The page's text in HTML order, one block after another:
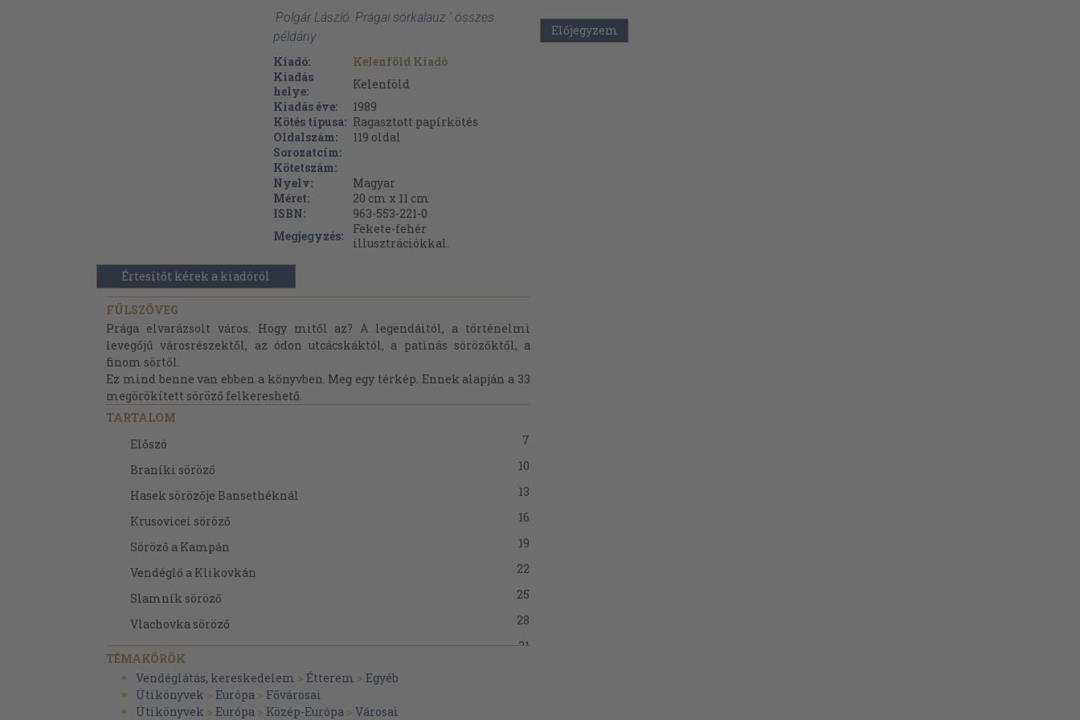
'Polgár László: Prágai sörkalauz ' összes
példány
Kiadó:
Kelenföld Kiadó
Kiadás
helye:
Kelenföld
Kiadás éve:
1989
Kötés típusa: Ragasztott papírkötés
Oldalszám:
119 oldal
Sorozatcím:
Kötetszám:
Nyelv:
Magyar
Méret:
20 cm x 11 cm
ISBN:
963-553-221-0
Megjegyzés:
Fekete-fehér
illusztrációkkal.
Értesítőt kérek a kiadóról
FÜLSZÖVEG
Prága elvarázsolt város. Hogy mitől az? A legendáitól, a történelmi
levegőjű városrészektől, az ódon utcácskáktól, a patinás sörözőktől, a
finom sörtől.
Ez mind benne van ebben a könyvben. Meg egy térkép. Ennek alapján a 33
megörökített söröző felkereshető.
TARTALOM
Előszó
7
Braníki söröző
10
Hasek sörözője Bansethéknál
13
Krusovicei söröző
16
Söröző a Kampán
19
Vendéglő a Klikovkán
22
Slamník söröző
25
Vlachovka söröző
28
Pilzeni söröző
31
Raabe Diele
Smíchovi sörpince
TÉMAKÖRÖK
Vendéglátás, kereskedelem > Étterem > Egyéb
Útikönyvek > Európa > Fővárosai
Útikönyvek > Európa > Közép-Európa > Városai
Előjegyzem